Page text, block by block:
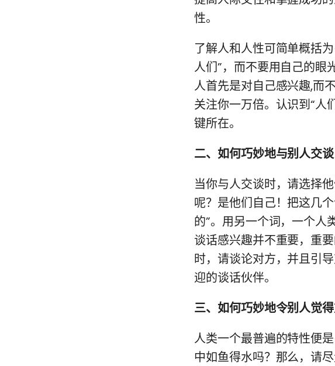
性。
了解人和人性可简单概括
人们”，而不要用自己的眼
人首先是对自己感兴趣,而
关注你一万倍。认识到“人
键所在。
二、如何巧妙地与别人交谈
当你与人交谈时，请选择
呢？是他们自己！把这几
的”。用另一个词，一个
谈话感兴趣并不重要，重
时，请谈论对方，并且引
迎的谈话伙伴。
三、如何巧妙地令别人觉
人类一个最普遍的特性便
中如鱼得水吗？那么，请